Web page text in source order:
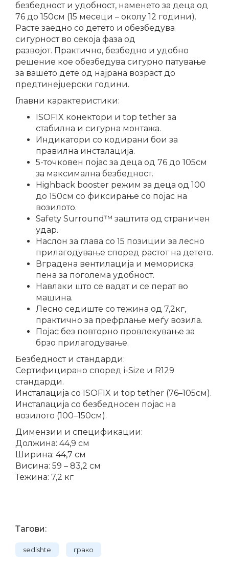
безбедност и удобност, наменето за деца од
76 до 150см (15 месеци – околу 12 години).
Расте заедно со детето и обезбедува
сигурност во секоја фаза од
развојот. Практично, безбедно и удобно
решение кое обезбедува сигурно патување
за вашето дете од најрана возраст до
предтинејџерски години.
Главни карактеристики:
ISOFIX конектори и top tether за
стабилна и сигурна монтажа.
Индикатори со кодирани бои за
правилна инсталација.
5-точковен појас за деца од 76 до 105см
за максимална безбедност.
Highback booster режим за деца од 100
до 150см со фиксирање со појас на
возилото.
Safety Surround™ заштита од страничен
удар.
Наслон за глава со 15 позиции за лесно
прилагодување според растот на детето.
Вградена вентилација и мемориска
пена за поголема удобност.
Навлаки што се вадат и се перат во
машина.
Лесно седиште со тежина од 7,2кг,
практично за префрлање меѓу возила.
Појас без повторно провлекување за
брзо прилагодување.
Безбедност и стандарди:
Сертифицирано според i-Size и R129
стандарди.
Инсталација со ISOFIX и top tether (76–105см).
Инсталација со безбедносен појас на
возилото (100–150см).
Димензии и спецификации:
Должина: 44,9 см
Ширина: 44,7 см
Висина: 59 – 83,2 см
Тежина: 7,2 кг
Тагови:
sedishte грако